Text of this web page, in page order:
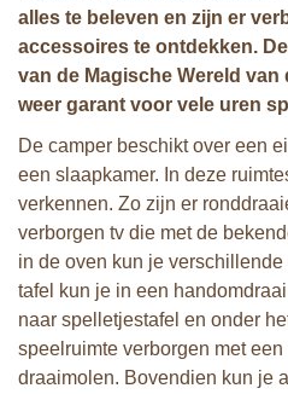
alles te beleven en zijn er
accessoires te ontdekken.
van de Magische Wereld
weer garant voor vele uren
De camper beschikt over een
een slaapkamer. In deze
verkennen. Zo zijn er
verborgen tv die met de
in de oven kun je
tafel kun je in een
naar spelletjestafel en onder
speelruimte verborgen met
draaimolen. Bovendien kun je